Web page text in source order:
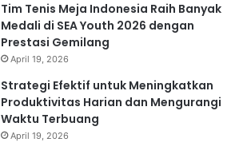
Tim Tenis Meja Indonesia Raih Banyak
Medali di SEA Youth 2026 dengan
Prestasi Gemilang
April 19, 2026
Strategi Efektif untuk Meningkatkan
Produktivitas Harian dan Mengurangi
Waktu Terbuang
April 19, 2026